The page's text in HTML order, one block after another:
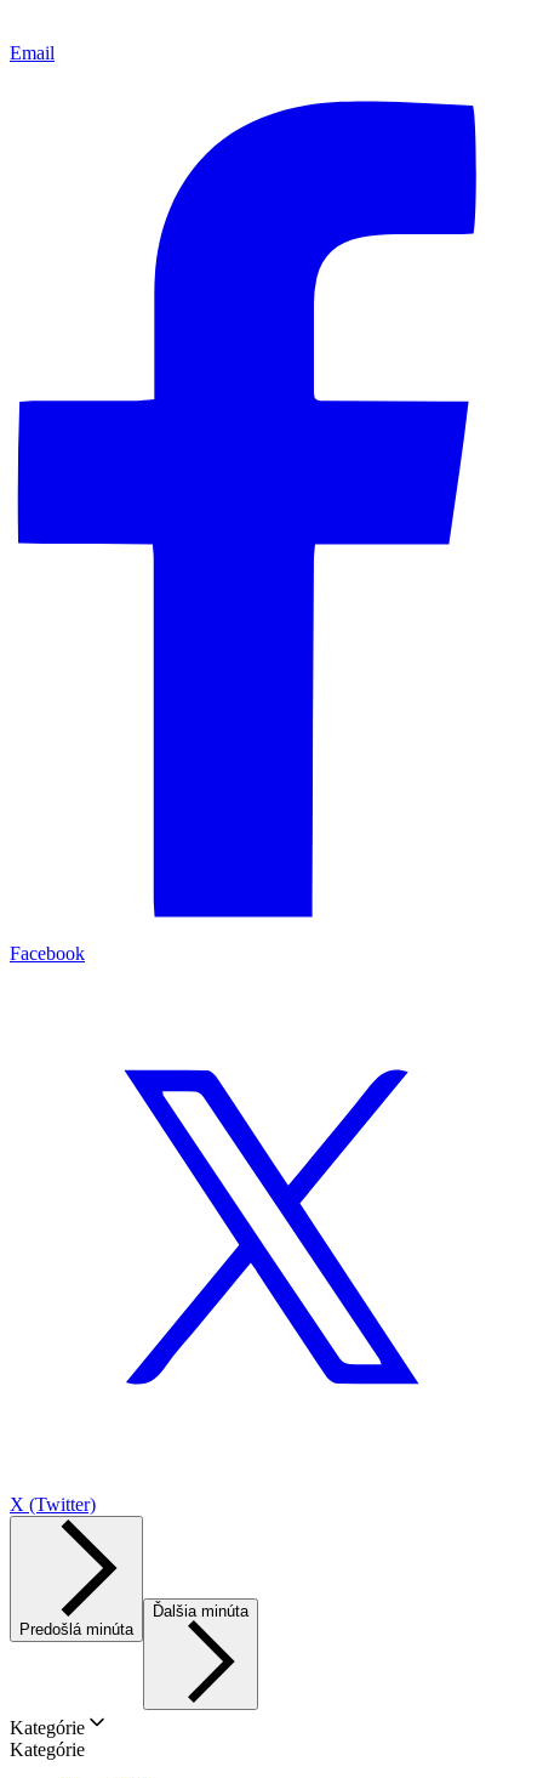
Email
Facebook
X (Twitter)
Predošlá minúta
Ďalšia minúta
Kategórie
Kategórie